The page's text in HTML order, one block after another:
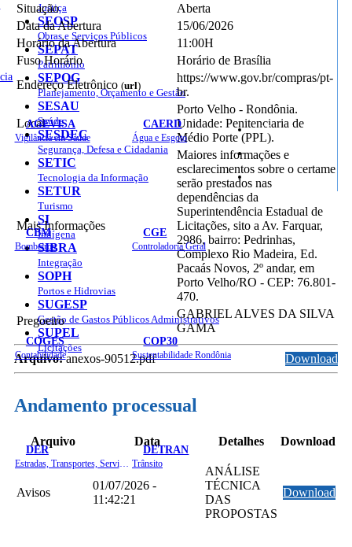
AGEVISA
Vigilância em Saúde
CAERD
Água e Esgoto
CBM
Bombeiros
CGE
Controladoria Geral
COGES
Contabilidade
COP30
Sustentabilidade Rondônia
DER
Estradas, Transportes, Serviços Públicos
DETRAN
Trânsito
Mapa do Site
Sites
Justiça
SEOSP
Obras e Serviços Públicos
SEPAT
Patrimônio
SEPOG
Planejamento, Orçamento e Gestão
SESAU
Saúde
SESDEC
Segurança, Defesa e Cidadania
SETIC
Tecnologia da Informação
SETUR
Turismo
SI
Indígena
SIBRA
Integração
SOPH
Portos e Hidrovias
SUGESP
Gestão de Gastos Públicos Administrativos
SUPEL
Licitações
Situação
Aberta
Data da Abertura
15/06/2026
Horário da Abertura
11:00H
Fuso Horário
Horário de Brasília
Endereço Eletrônico (url)
https://www.gov.br/compras/pt-
br.
Local
Porto Velho - Rondônia.
Unidade: Penitenciaria de
Médio Porte (PPL).
Mais Informações
Maiores informações e
esclarecimentos sobre o certame
serão prestados nas
dependências da
Superintendência Estadual de
Licitações, sito a Av. Farquar,
2986, bairro: Pedrinhas,
Complexo Rio Madeira, Ed.
Pacaás Novos, 2º andar, em
Porto Velho/RO - CEP: 76.801-
470.
Pregoeiro
GABRIEL ALVES DA SILVA
GAMA
Arquivo:anexos-90512.pdf Download
Andamento processual
Arquivo Data Detalhes Download
Avisos
01/07/2026 -
11:42:21
ANÁLISE
TÉCNICA
DAS
PROPOSTAS
Download